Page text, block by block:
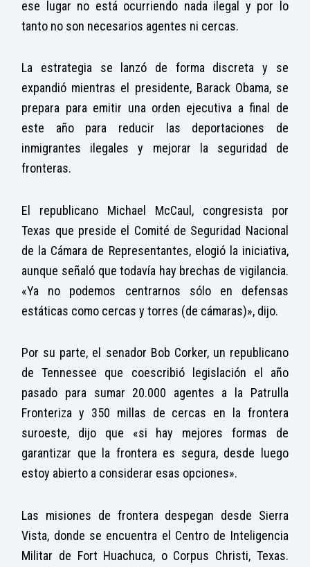
ese lugar no está ocurriendo nada ilegal y por lo
tanto no son necesarios agentes ni cercas.
La estrategia se lanzó de forma discreta y se
expandió mientras el presidente, Barack Obama, se
prepara para emitir una orden ejecutiva a final de
este año para reducir las deportaciones de
inmigrantes ilegales y mejorar la seguridad de
fronteras.
El republicano Michael McCaul, congresista por
Texas que preside el Comité de Seguridad Nacional
de la Cámara de Representantes, elogió la iniciativa,
aunque señaló que todavía hay brechas de vigilancia.
«Ya no podemos centrarnos sólo en defensas
estáticas como cercas y torres (de cámaras)», dijo.
Por su parte, el senador Bob Corker, un republicano
de Tennessee que coescribió legislación el año
pasado para sumar 20.000 agentes a la Patrulla
Fronteriza y 350 millas de cercas en la frontera
suroeste, dijo que «si hay mejores formas de
garantizar que la frontera es segura, desde luego
estoy abierto a considerar esas opciones».
Las misiones de frontera despegan desde Sierra
Vista, donde se encuentra el Centro de Inteligencia
Militar de Fort Huachuca, o Corpus Christi, Texas.